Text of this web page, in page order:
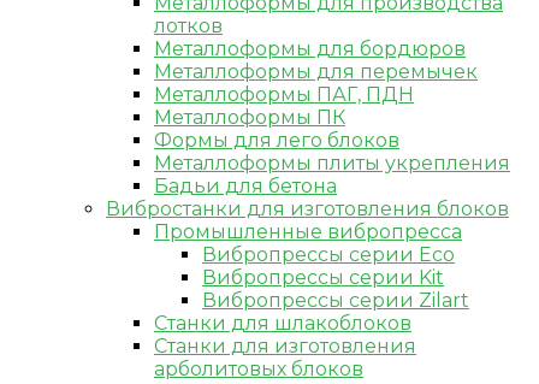
лотков
Металлоформы для бордюров
Металлоформы для перемычек
Металлоформы ПАГ, ПДН
Металлоформы ПК
Формы для лего блоков
Металлоформы плиты укрепления
Бадьи для бетона
Вибростанки для изготовления блоков
Промышленные вибропресса
Вибропрессы серии Eco
Вибропрессы серии Kit
Вибропрессы серии Zilart
Станки для шлакоблоков
Станки для изготовления
арболитовых блоков